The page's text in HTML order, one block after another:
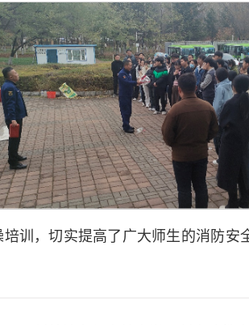
训，切实提高了广大师生的消防